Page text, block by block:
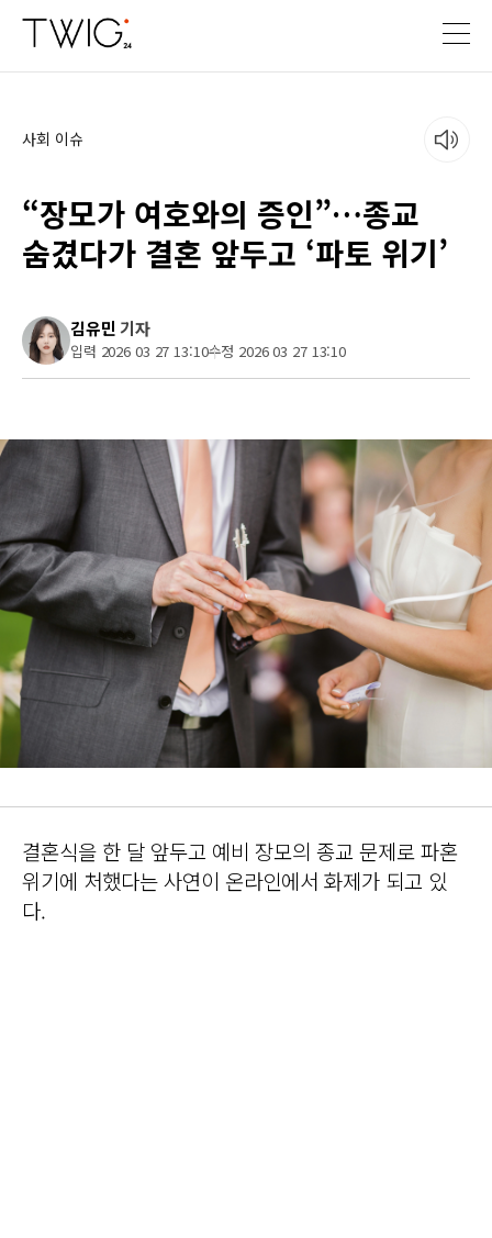
사회 이슈
“장모가 여호와의 증인”…종교
숨겼다가 결혼 앞두고 ‘파토 위기’
김유민 기자
입력 2026 03 27 13:10수정 2026 03 27 13:10
결혼식을 한 달 앞두고 예비 장모의 종교 문제로 파혼
위기에 처했다는 사연이 온라인에서 화제가 되고 있
다.